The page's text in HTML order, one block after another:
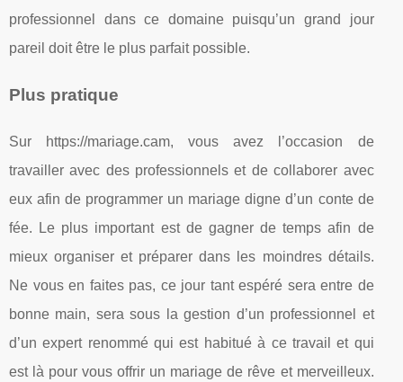
professionnel dans ce domaine puisqu’un grand jour
pareil doit être le plus parfait possible.
Plus pratique
Sur https://mariage.cam, vous avez l’occasion de
travailler avec des professionnels et de collaborer avec
eux afin de programmer un mariage digne d’un conte de
fée. Le plus important est de gagner de temps afin de
mieux organiser et préparer dans les moindres détails.
Ne vous en faites pas, ce jour tant espéré sera entre de
bonne main, sera sous la gestion d’un professionnel et
d’un expert renommé qui est habitué à ce travail et qui
est là pour vous offrir un mariage de rêve et merveilleux.